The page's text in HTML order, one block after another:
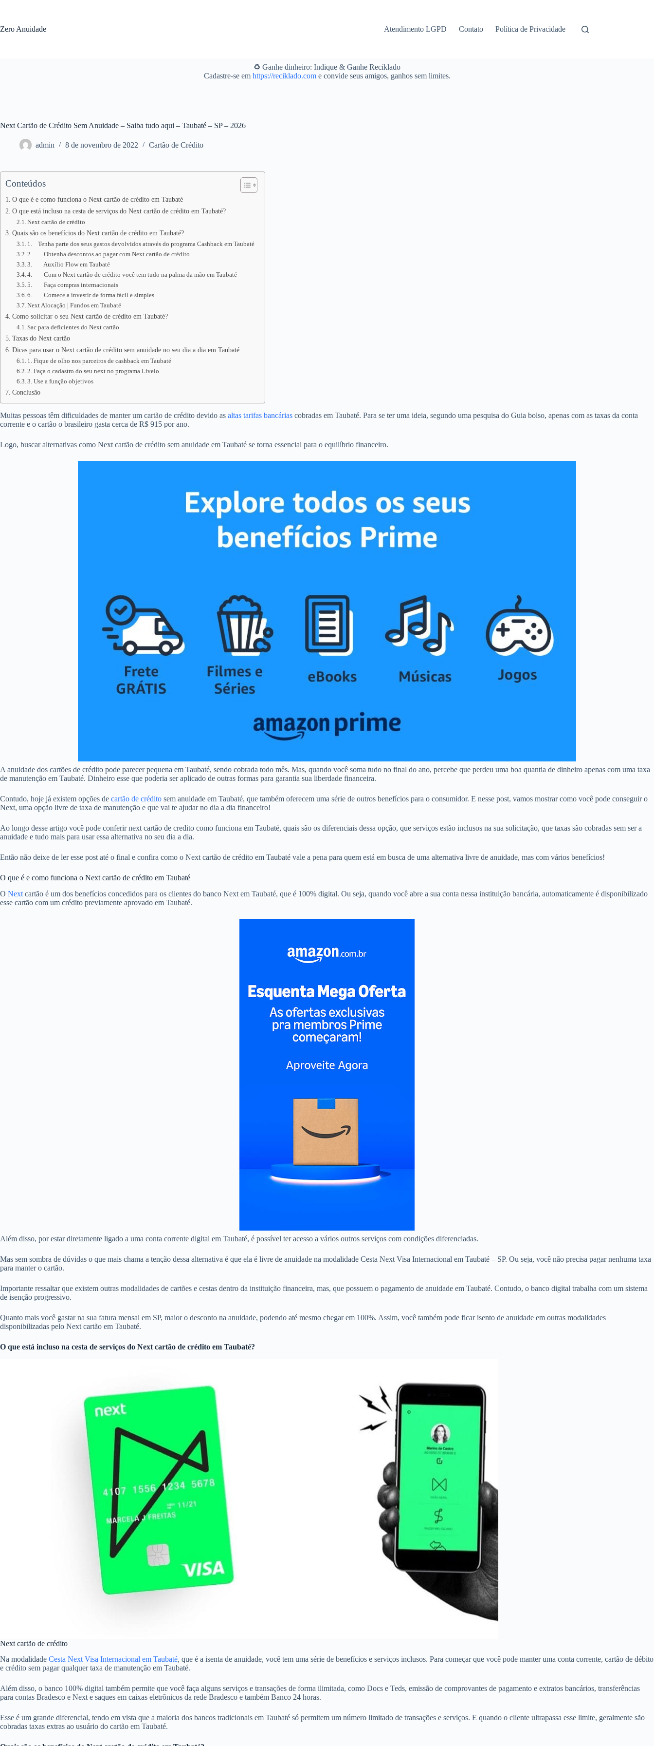
conteúdo
Zero Anuidade Atendimento LGPD Contato Política de Privacidade
♻️ Ganhe dinheiro: Indique & Ganhe Reciklado
Cadastre-se em https://reciklado.come convide seus amigos, ganhos sem limites.
Next Cartão de Crédito Sem Anuidade – Saiba tudo aqui – Taubaté – SP – 2026
admin 8 de novembro de 2022 Cartão de Crédito
Conteúdos
O que é e como funciona o Next cartão de crédito em Taubaté
O que está incluso na cesta de serviços do Next cartão de crédito em Taubaté?
Next cartão de crédito
Quais são os benefícios do Next cartão de crédito em Taubaté?
1. Tenha parte dos seus gastos devolvidos através do programa Cashback em Taubaté
2. Obtenha descontos ao pagar com Next cartão de crédito
3. Auxílio Flow em Taubaté
4. Com o Next cartão de crédito você tem tudo na palma da mão em Taubaté
5. Faça compras internacionais
6. Comece a investir de forma fácil e simples
Next Alocação | Fundos em Taubaté
Como solicitar o seu Next cartão de crédito em Taubaté?
Sac para deficientes do Next cartão
Taxas do Next cartão
Dicas para usar o Next cartão de crédito sem anuidade no seu dia a dia em Taubaté
1. Fique de olho nos parceiros de cashback em Taubaté
2. Faça o cadastro do seu next no programa Livelo
3. Use a função objetivos
Conclusão
Muitas pessoas têm dificuldades de manter um cartão de crédito devido as altas tarifas bancárias cobradas em Taubaté. Para se ter uma ideia, segundo uma pesquisa do Guia bolso, apenas com as taxas da conta
corrente e o cartão o brasileiro gasta cerca de R$ 915 por ano.
Logo, buscar alternativas como Next cartão de crédito sem anuidade em Taubaté se torna essencial para o equilíbrio financeiro.
A anuidade dos cartões de crédito pode parecer pequena em Taubaté, sendo cobrada todo mês. Mas, quando você soma tudo no final do ano, percebe que perdeu uma boa quantia de dinheiro apenas com uma taxa
de manutenção em Taubaté. Dinheiro esse que poderia ser aplicado de outras formas para garantia sua liberdade financeira.
Contudo, hoje já existem opções de cartão de crédito sem anuidade em Taubaté, que também oferecem uma série de outros benefícios para o consumidor. E nesse post, vamos mostrar como você pode conseguir o
Next, uma opção livre de taxa de manutenção e que vai te ajudar no dia a dia financeiro!
Ao longo desse artigo você pode conferir next cartão de credito como funciona em Taubaté, quais são os diferenciais dessa opção, que serviços estão inclusos na sua solicitação, que taxas são cobradas sem ser a
anuidade e tudo mais para usar essa alternativa no seu dia a dia.
Então não deixe de ler esse post até o final e confira como o Next cartão de crédito em Taubaté vale a pena para quem está em busca de uma alternativa livre de anuidade, mas com vários benefícios!
O que é e como funciona o Next cartão de crédito em Taubaté
O Next cartão é um dos benefícios concedidos para os clientes do banco Next em Taubaté, que é 100% digital. Ou seja, quando você abre a sua conta nessa instituição bancária, automaticamente é disponibilizado
esse cartão com um crédito previamente aprovado em Taubaté.
Além disso, por estar diretamente ligado a uma conta corrente digital em Taubaté, é possível ter acesso a vários outros serviços com condições diferenciadas.
Mas sem sombra de dúvidas o que mais chama a tenção dessa alternativa é que ela é livre de anuidade na modalidade Cesta Next Visa Internacional em Taubaté – SP. Ou seja, você não precisa pagar nenhuma taxa
para manter o cartão.
Importante ressaltar que existem outras modalidades de cartões e cestas dentro da instituição financeira, mas, que possuem o pagamento de anuidade em Taubaté. Contudo, o banco digital trabalha com um sistema
de isenção progressivo.
Quanto mais você gastar na sua fatura mensal em SP, maior o desconto na anuidade, podendo até mesmo chegar em 100%. Assim, você também pode ficar isento de anuidade em outras modalidades
disponibilizadas pelo Next cartão em Taubaté.
O que está incluso na cesta de serviços do Next cartão de crédito em Taubaté?
Next cartão de crédito
Na modalidade Cesta Next Visa Internacional em Taubaté, que é a isenta de anuidade, você tem uma série de benefícios e serviços inclusos. Para começar que você pode manter uma conta corrente, cartão de débito
e crédito sem pagar qualquer taxa de manutenção em Taubaté.
Além disso, o banco 100% digital também permite que você faça alguns serviços e transações de forma ilimitada, como Docs e Teds, emissão de comprovantes de pagamento e extratos bancários, transferências
para contas Bradesco e Next e saques em caixas eletrônicos da rede Bradesco e também Banco 24 horas.
Esse é um grande diferencial, tendo em vista que a maioria dos bancos tradicionais em Taubaté só permitem um número limitado de transações e serviços. E quando o cliente ultrapassa esse limite, geralmente são
cobradas taxas extras ao usuário do cartão em Taubaté.